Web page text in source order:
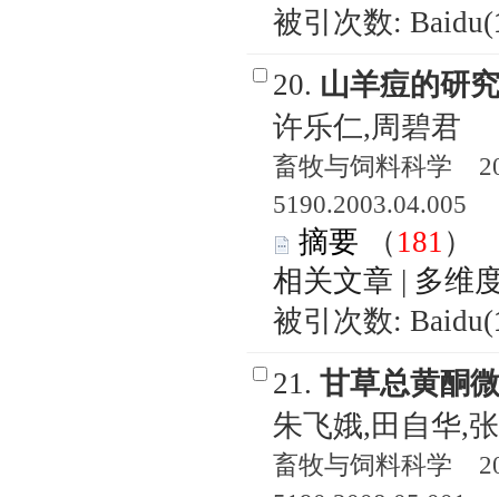
被引次数: Baidu(
20. 山羊痘的研
许乐仁,周碧君
畜牧与饲料科学
5190.2003.04.005
摘要 （ 181
相关文章 | 多维
被引次数: Baidu(
21. 甘草总黄酮
朱飞娥,田自华,
畜牧与饲料科学